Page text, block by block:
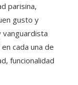
parisina,
gusto y
cada una de
funcionalidad